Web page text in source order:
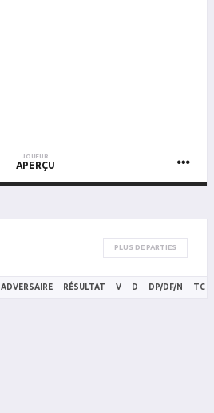
JOUEUR
APERÇU
PLUS DE PARTIES
ADVERSAIRE RÉSULTAT V D DP/DF/N TC